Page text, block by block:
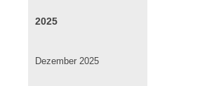
2025
Dezember 2025